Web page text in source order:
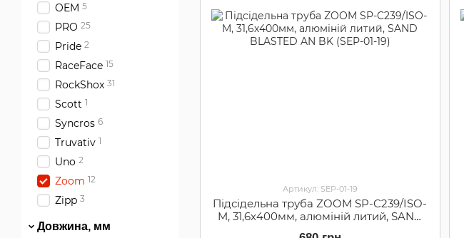
Артикул: SEP-01-19
Підсідельна труба ZOOM SP-C239/ISO-
M, 31,6х400мм, алюміній литий, SAND
OEM 5
PRO 25
Pride 2
RaceFace 15
RockShox 31
Scott 1
Syncros 6
Truvativ 1
Uno 2
Zoom 12
Zipp 3
Довжина, мм